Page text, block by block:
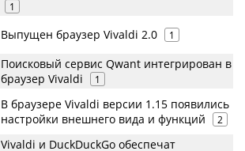
1
Выпущен браузер Vivaldi 2.0 1
Поисковый сервис Qwant интегрирован в
браузер Vivaldi
1
В браузере Vivaldi версии 1.15 появились
настройки внешнего вида и функций
2
Vivaldi и DuckDuckGo обеспечат